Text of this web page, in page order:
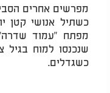
מפרשים אחרים
כשתיל אנושי קטן
מפתח "עמוד
שנכנסו למוח
כשגדלים.